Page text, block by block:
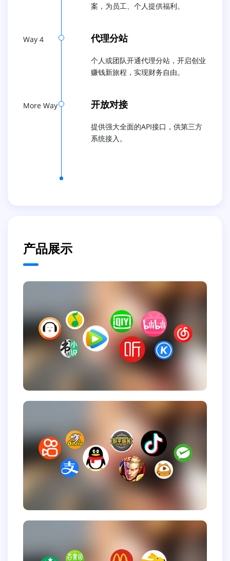
案，为员工、个人提供福利。
Way 4 代理分站
个人或团队开通代理分站，开启创业
赚钱新旅程，实现财务自由。
More Way 开放对接
提供强大全面的API接口，供第三方
系统接入。
产品展示